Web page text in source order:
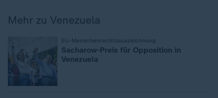
Mehr zu Venezuela
EU-Menschenrechtsauszeichnung
Sacharow-Preis für Opposition in
Venezuela